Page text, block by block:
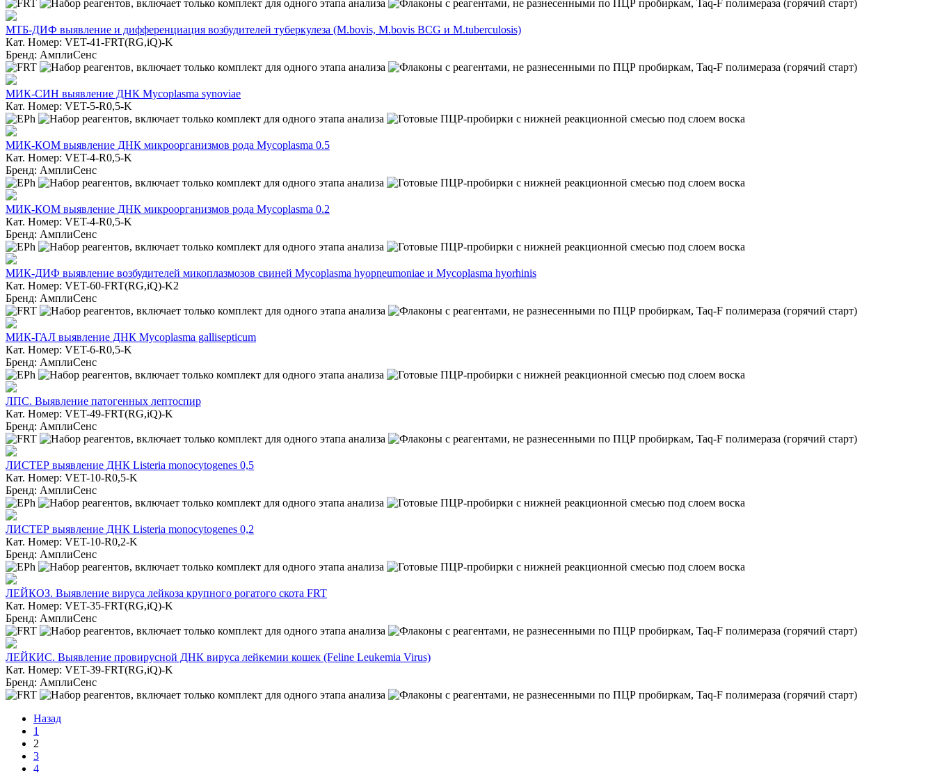
МТБ-ДИФ выявление и дифференциация возбудителей туберкулеза (M.bovis, M.bovis BCG и M.tuberculosis)
Кат. Номер: VET-41-FRT(RG,iQ)-K
Бренд: АмплиСенс
МИК-СИН выявление ДНК Mycoplasma synoviae
Кат. Номер: VET-5-R0,5-K
МИК-КОМ выявление ДНК микроорганизмов рода Mycoplasma 0.5
Кат. Номер: VET-4-R0,5-K
Бренд: АмплиСенс
МИК-КОМ выявление ДНК микроорганизмов рода Mycoplasma 0.2
Кат. Номер: VET-4-R0,5-K
Бренд: АмплиСенс
МИК-ДИФ выявление возбудителей микоплазмозов свиней Mycoplasma hyopneumoniae и Mycoplasma hyorhinis
Кат. Номер: VET-60-FRT(RG,iQ)-K2
Бренд: АмплиСенс
МИК-ГАЛ выявление ДНК Mycoplasma gallisepticum
Кат. Номер: VET-6-R0,5-K
Бренд: АмплиСенс
ЛПС. Выявление патогенных лептоспир
Кат. Номер: VET-49-FRT(RG,iQ)-K
Бренд: АмплиСенс
ЛИСТЕР выявление ДНК Listeria monocytogenes 0,5
Кат. Номер: VET-10-R0,5-K
Бренд: АмплиСенс
ЛИСТЕР выявление ДНК Listeria monocytogenes 0,2
Кат. Номер: VET-10-R0,2-K
Бренд: АмплиСенс
ЛЕЙКОЗ. Выявление вируса лейкоза крупного рогатого скота FRT
Кат. Номер: VET-35-FRT(RG,iQ)-K
Бренд: АмплиСенс
ЛЕЙКИС. Выявление провирусной ДНК вируса лейкемии кошек (Feline Leukemia Virus)
Кат. Номер: VET-39-FRT(RG,iQ)-K
Бренд: АмплиСенс
Назад
1
2
3
4